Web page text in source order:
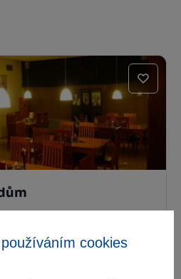
cookies